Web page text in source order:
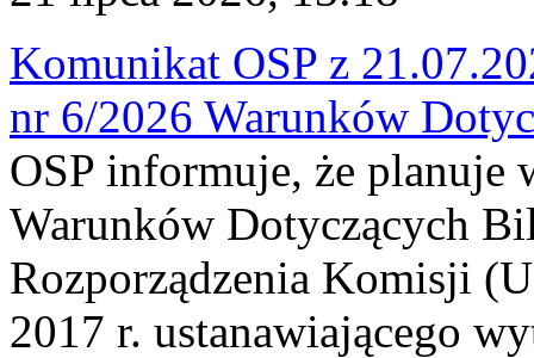
Komunikat OSP z
nr 6/2026 Warunków
OSP informuje, że planuje
Warunków Dotyczących
Rozporządzenia Komisji
2017 r. ustanawiającego